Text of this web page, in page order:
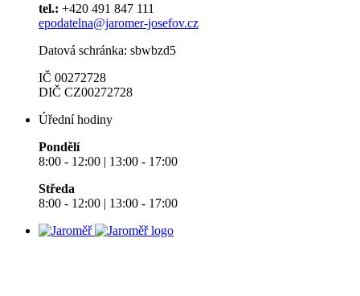
tel.: +420 491 847 111
epodatelna@jaromer-josefov.cz
Datová schránka: sbwbzd5
IČ 00272728
DIČ CZ00272728
Úřední hodiny
Pondělí
8:00 - 12:00 | 13:00 - 17:00
Středa
8:00 - 12:00 | 13:00 - 17:00